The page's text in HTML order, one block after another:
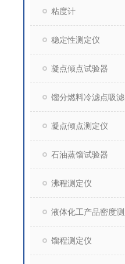
粘度计
稳定性测定仪
凝点倾点试验器
馏分燃料冷滤点吸
凝点倾点测定仪
石油蒸馏试验器
沸程测定仪
液体化工产品密度
馏程测定仪